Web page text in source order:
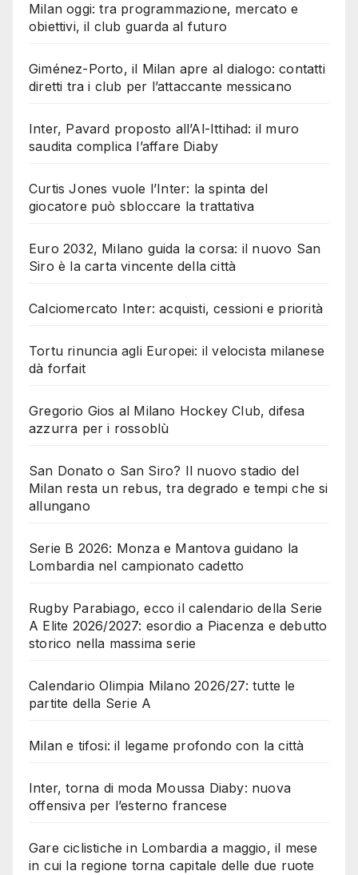
Milan oggi: tra programmazione, mercato e
obiettivi, il club guarda al futuro
Giménez-Porto, il Milan apre al dialogo: contatti
diretti tra i club per l’attaccante messicano
Inter, Pavard proposto all’Al-Ittihad: il muro
saudita complica l’affare Diaby
Curtis Jones vuole l’Inter: la spinta del
giocatore può sbloccare la trattativa
Euro 2032, Milano guida la corsa: il nuovo San
Siro è la carta vincente della città
Calciomercato Inter: acquisti, cessioni e priorità
Tortu rinuncia agli Europei: il velocista milanese
dà forfait
Gregorio Gios al Milano Hockey Club, difesa
azzurra per i rossoblù
San Donato o San Siro? Il nuovo stadio del
Milan resta un rebus, tra degrado e tempi che si
allungano
Serie B 2026: Monza e Mantova guidano la
Lombardia nel campionato cadetto
Rugby Parabiago, ecco il calendario della Serie
A Elite 2026/2027: esordio a Piacenza e debutto
storico nella massima serie
Calendario Olimpia Milano 2026/27: tutte le
partite della Serie A
Milan e tifosi: il legame profondo con la città
Inter, torna di moda Moussa Diaby: nuova
offensiva per l’esterno francese
Gare ciclistiche in Lombardia a maggio, il mese
in cui la regione torna capitale delle due ruote